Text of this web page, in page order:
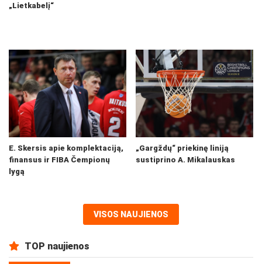
„Lietkabelį“
E. Skersis apie komplektaciją,
finansus ir FIBA Čempionų
lygą
„Gargždų“ priekinę liniją
sustiprino A. Mikalauskas
VISOS NAUJIENOS
TOP naujienos